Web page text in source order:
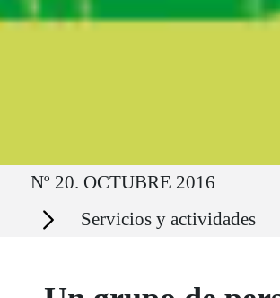
Ruta del sitio
Nº 20. OCTUBRE 2016
Secciones Servicios y actividades